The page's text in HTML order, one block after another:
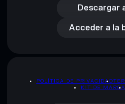
Descargar
Acceder a la
Acceder a la
POLÍTICA DE PRIVACIDAD
KIT DE MARCA